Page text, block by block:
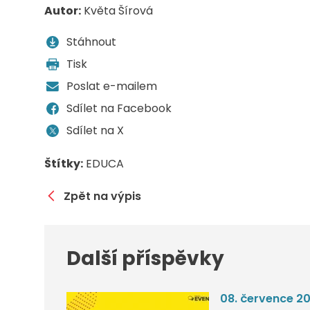
Autor: Květa Šírová
Stáhnout
Tisk
Poslat e-mailem
Sdílet na Facebook
Sdílet na X
Štítky: EDUCA
Zpět na výpis
Další příspěvky
08. července